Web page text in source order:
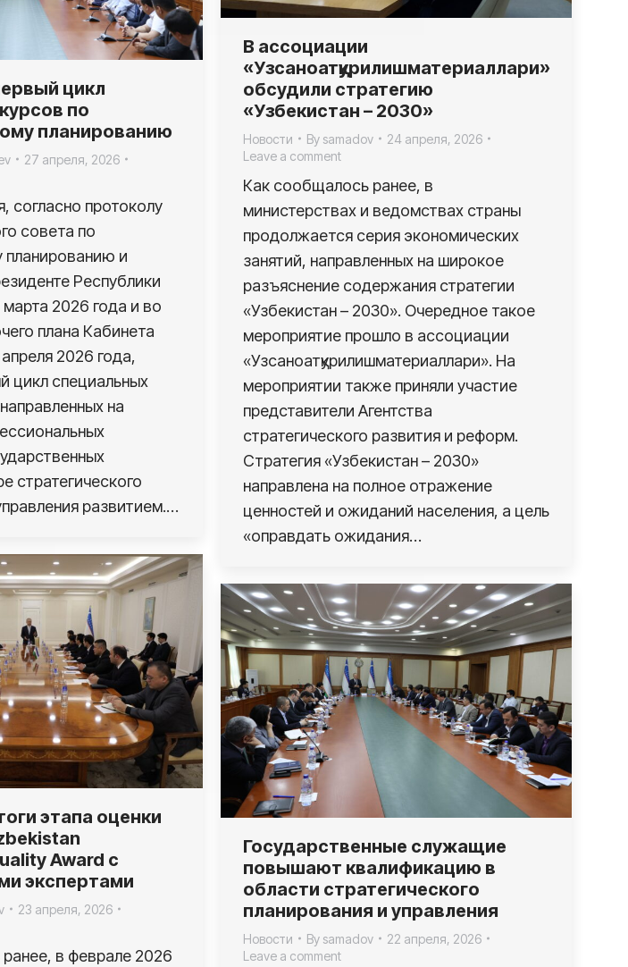
цикл
по
планированию
27 апреля, 2026
согласно протоколу
совета по
планированию и
Республики
марта 2026 года и во
плана Кабинета
2026 года,
цикл специальных
на
стратегического
развитием.…
В ассоциации
«Узсаноатқурилишматериаллари»
обсудили стратегию
«Узбекистан – 2030»
Новости By samadov
24 апреля, 2026
Leave a comment
Как сообщалось ранее, в
министерствах и ведомствах страны
продолжается серия экономических
занятий, направленных на широкое
разъяснение содержания стратегии
«Узбекистан – 2030». Очередное такое
мероприятие прошло в ассоциации
«Узсаноатқурилишматериаллари». На
мероприятии также приняли участие
представители Агентства
стратегического развития и реформ.
Cтратегия «Узбекистан – 2030»
направлена на полное отражение
ценностей и ожиданий населения, а цель
«оправдать ожидания…
этапа оценки
Award с
экспертами
23 апреля, 2026
в феврале 2026
Государственные служащие
повышают квалификацию в
области стратегического
планирования и управления
Новости By samadov
22 апреля, 2026
Leave a comment